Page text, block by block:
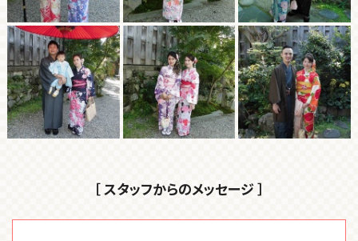
［ スタッフからのメッセージ ］